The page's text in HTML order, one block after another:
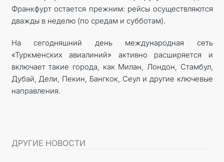
Франкфурт остается прежним: рейсы осуществляются
дважды в неделю (по средам и субботам).
На сегодняшний день международная сеть
«Туркменских авиалиний» активно расширяется и
включает такие города, как Милан, Лондон, Стамбул,
Дубай, Дели, Пекин, Бангкок, Сеул и другие ключевые
направления.
ДРУГИЕ НОВОСТИ